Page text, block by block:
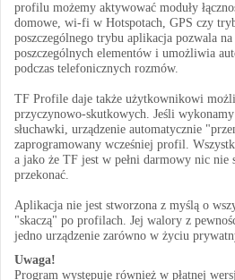
profilu możemy aktywować moduły
domowe, wi-fi w Hotspotach, GPS czy
poszczególnego trybu aplikacja pozwala na
poszczególnych elementów i umożliwia
podczas telefonicznych rozmów.
TF Profile daje także użytkownikowi
przyczynowo-skutkowych. Jeśli
słuchawki, urządzenie automatycznie
zaprogramowany wcześniej profil.
a jako że TF jest w pełni darmowy nic nie
przekonać.
Aplikacja nie jest stworzona z myślą o
"skaczą" po profilach. Jej walory z
jedno urządzenie zarówno w życiu
Uwaga!
Program występuje również w płatnej